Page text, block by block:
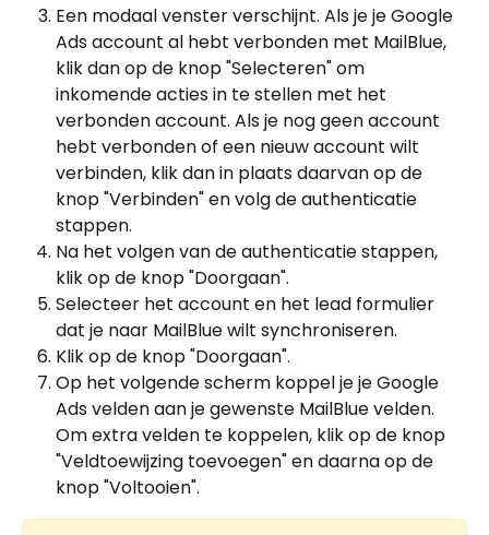
Een modaal venster verschijnt. Als je je Google
Ads account al hebt verbonden met MailBlue,
klik dan op de knop "Selecteren" om
inkomende acties in te stellen met het
verbonden account. Als je nog geen account
hebt verbonden of een nieuw account wilt
verbinden, klik dan in plaats daarvan op de
knop "Verbinden" en volg de authenticatie
stappen.
Na het volgen van de authenticatie stappen,
klik op de knop "Doorgaan".
Selecteer het account en het lead formulier
dat je naar MailBlue wilt synchroniseren.
Klik op de knop "Doorgaan".
Op het volgende scherm koppel je je Google
Ads velden aan je gewenste MailBlue velden.
Om extra velden te koppelen, klik op de knop
"Veldtoewijzing toevoegen" en daarna op de
knop "Voltooien".